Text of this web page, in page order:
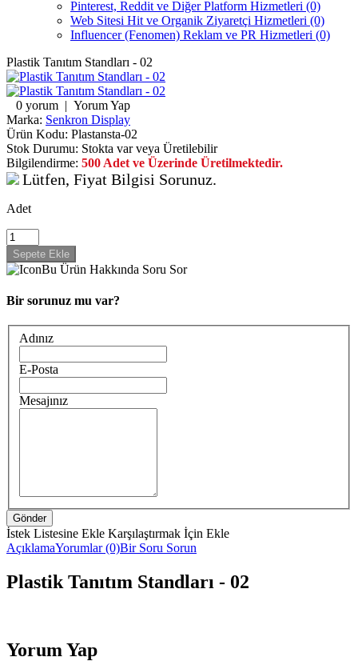
Pinterest, Reddit ve Diğer Platform Hizmetleri (0)
Web Sitesi Hit ve Organik Ziyaretçi Hizmetleri (0)
Influencer (Fenomen) Reklam ve PR Hizmetleri (0)
Plastik Tanıtım Standları - 02
0 yorum | Yorum Yap
Marka: Senkron Display
Ürün Kodu: Plastansta-02
Stok Durumu: Stokta var veya Üretilebilir
Bilgilendirme: 500 Adet ve Üzerinde Üretilmektedir.
Lütfen, Fiyat Bilgisi Sorunuz.
Adet
Bu Ürün Hakkında Soru Sor
Bir sorunuz mu var?
Adınız
E-Posta
Mesajınız
İstek Listesine Ekle Karşılaştırmak İçin Ekle
AçıklamaYorumlar (0)Bir Soru Sorun
Plastik Tanıtım Standları - 02
Yorum Yap